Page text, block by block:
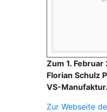
Zum 1.
Florian Schulz
VS-Manufaktur.
Zur Webseite